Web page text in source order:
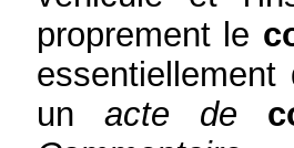
proprement le
essentiellement
un acte de